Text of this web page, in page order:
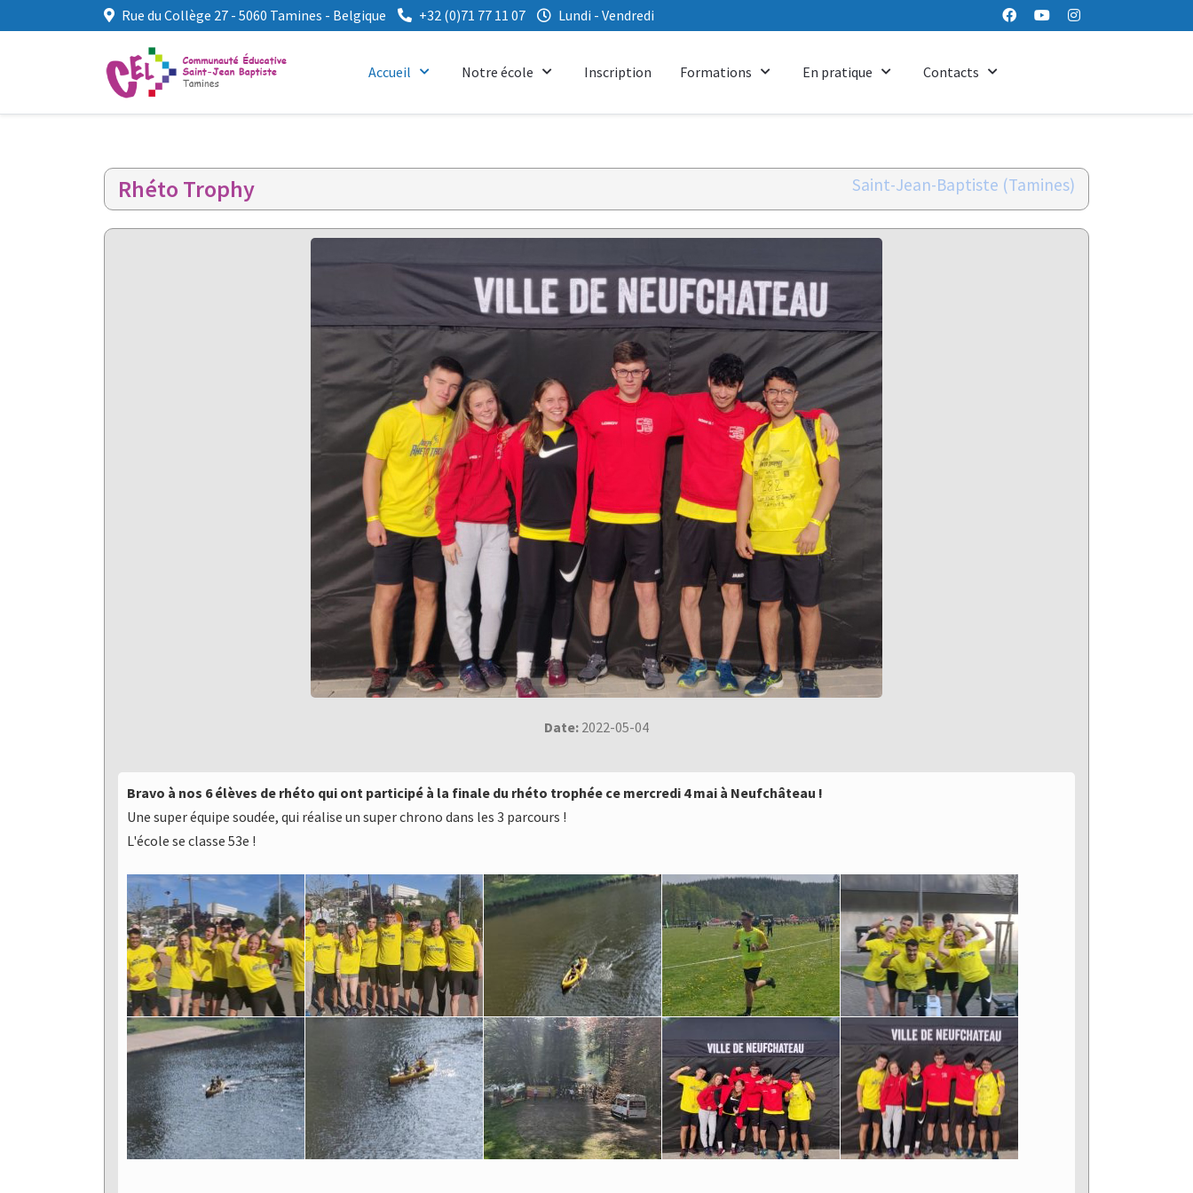
Rue du Collège 27 - 5060 Tamines - Belgique +32 (0)71 77 11 07 Lundi - Vendredi
Accueil Notre école Inscription Formations En pratique Contacts
Rhéto Trophy Saint-Jean-Baptiste (Tamines)
Date: 2022-05-04
Bravo à nos 6 élèves de rhéto qui ont participé à la finale du rhéto trophée ce mercredi 4 mai à Neufchâteau !
Une super équipe soudée, qui réalise un super chrono dans les 3 parcours !
L'école se classe 53e !